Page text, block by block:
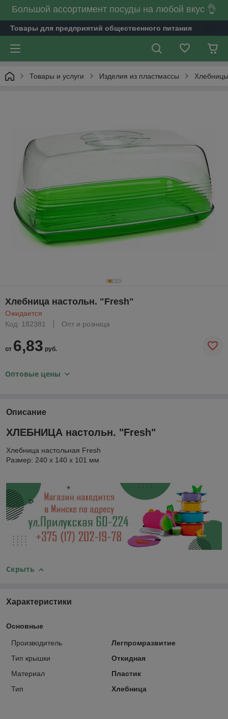
Большой ассортимент посуды на любой вкус 👌
Товары для предприятий общественного питания
Товары и услуги Изделия из пластмассы
Хлебница настольн. "Fresh"
Ожидается
Код: 182381
Опт и розница
от 6,83 руб.
Оптовые цены
Описание
ХЛЕБНИЦА настольн. "Fresh"
Хлебница настольная Fresh
Размер: 240 х 140 х 101 мм
Скрыть
Характеристики
Основные
Производитель
Легпромразвитие
Тип крышки
Откидная
Материал
Пластик
Тип
Хлебница